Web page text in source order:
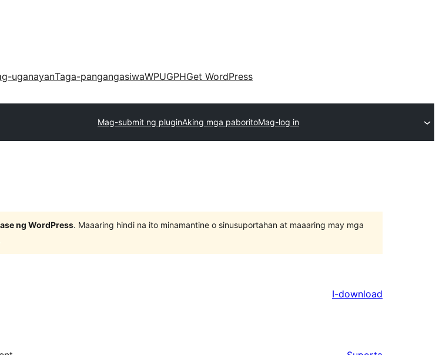
uganayanTaga-pangangasiwaWPUGPHGet WordPress
Mag-submit ng pluginAking mga paboritoMag-log in
ng WordPress. Maaaring hindi na ito minamantine o sinusuportahan at maaaring may mga
I-download